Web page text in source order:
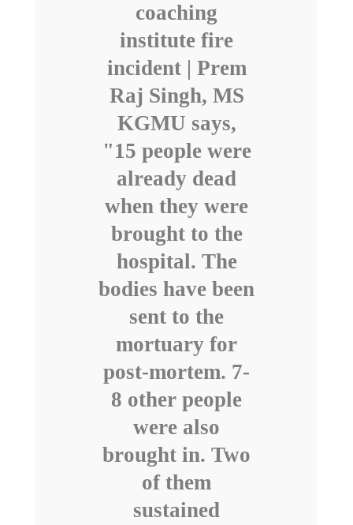
coaching
institute fire
incident | Prem
Raj Singh, MS
KGMU says,
"15 people were
already dead
when they were
brought to the
hospital. The
bodies have been
sent to the
mortuary for
post-mortem. 7-
8 other people
were also
brought in. Two
of them
sustained